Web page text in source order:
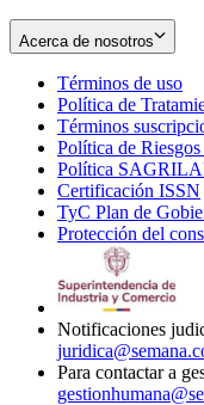
Acerca de nosotros
Términos de uso
in
Política de
Términos
Política de
Política
Certificación ISSN
TyC Plan de
Protección del
Notificaciones
Para contactar a